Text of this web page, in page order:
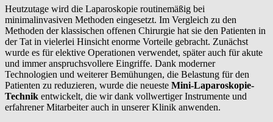
Heutzutage wird die Laparoskopie routinemäßig bei
minimalinvasiven Methoden eingesetzt. Im Vergleich zu den
Methoden der klassischen offenen Chirurgie hat sie den Patienten in
der Tat in vielerlei Hinsicht enorme Vorteile gebracht. Zunächst
wurde es für elektive Operationen verwendet, später auch für akute
und immer anspruchsvollere Eingriffe. Dank moderner
Technologien und weiterer Bemühungen, die Belastung für den
Patienten zu reduzieren, wurde die neueste Mini-Laparoskopie-
Technik entwickelt, die wir dank vollwertiger Instrumente und
erfahrener Mitarbeiter auch in unserer Klinik anwenden.